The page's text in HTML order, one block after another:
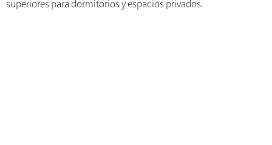
superiores para dormitorios y espacios privados.